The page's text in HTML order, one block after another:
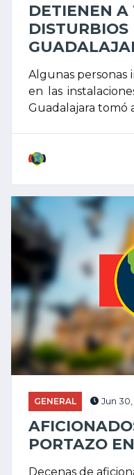
DETIENEN A
DISTURBIOS
Algunas personas
en las
Guadalajara tomó
GENERAL Jun
PORTAZO
Decenas de